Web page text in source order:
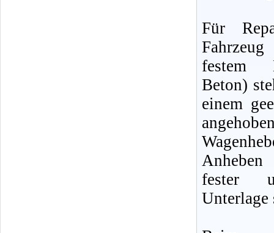
Für
festem
Beton)
einem
fester
Unterlage